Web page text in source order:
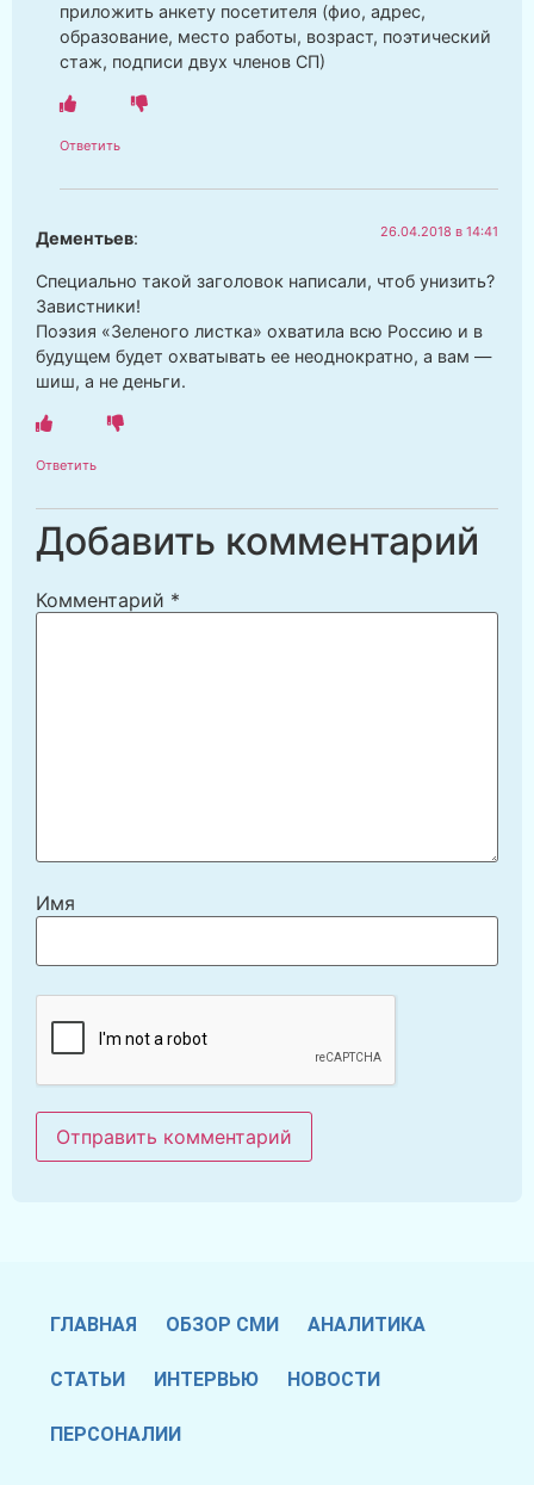
приложить анкету посетителя (фио, адрес,
образование, место работы, возраст, поэтический
стаж, подписи двух членов СП)
Ответить
Дементьев: 26.04.2018 в 14:41
Специально такой заголовок написали, чтоб унизить?
Завистники!
Поэзия «Зеленого листка» охватила всю Россию и в
будущем будет охватывать ее неоднократно, а вам —
шиш, а не деньги.
Ответить
Добавить комментарий
Комментарий *
Имя
ГЛАВНАЯ ОБЗОР СМИ АНАЛИТИКА
СТАТЬИ ИНТЕРВЬЮ НОВОСТИ
ПЕРСОНАЛИИ